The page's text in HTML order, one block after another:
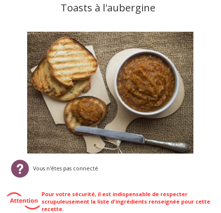
Toasts à l'aubergine
Vous n'êtes pas connecté
Pour votre sécurité, il est indispensable de respecter
scrupuleusement la liste d'ingrédients renseignée pour cette
recette.